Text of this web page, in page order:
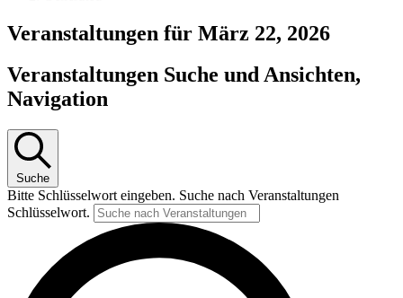
Veranstaltungen für März 22, 2026
Veranstaltungen Suche und Ansichten,
Navigation
Suche
Bitte Schlüsselwort eingeben. Suche nach Veranstaltungen
Schlüsselwort.